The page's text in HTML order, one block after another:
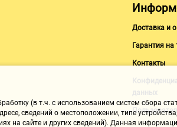
Доставка и
Гарантия на
Контакты
данных
(в т.ч. с использованием систем сбора
сведений о местоположении, типе
на сайте и других сведений). Данная